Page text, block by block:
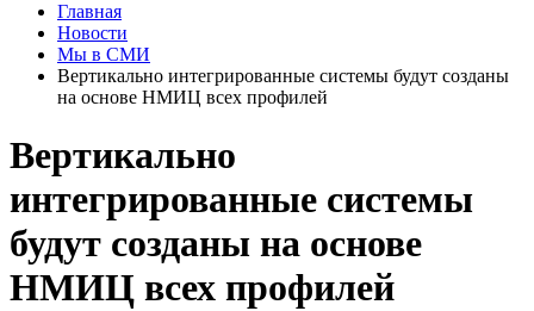
Главная
Новости
Мы в СМИ
Вертикально интегрированные системы будут созданы
на основе НМИЦ всех профилей
Вертикально
интегрированные системы
будут созданы на основе
НМИЦ всех профилей